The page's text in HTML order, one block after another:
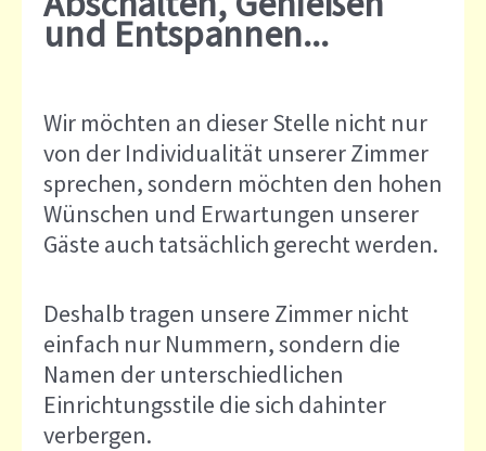
und Entspannen...
Wir möchten an dieser Stelle nicht nur
von der Individualität unserer Zimmer
sprechen, sondern möchten den hohen
Wünschen und Erwartungen unserer
Gäste auch tatsächlich gerecht werden.
Deshalb tragen unsere Zimmer nicht
einfach nur Nummern, sondern die
Namen der unterschiedlichen
Einrichtungsstile die sich dahinter
verbergen.